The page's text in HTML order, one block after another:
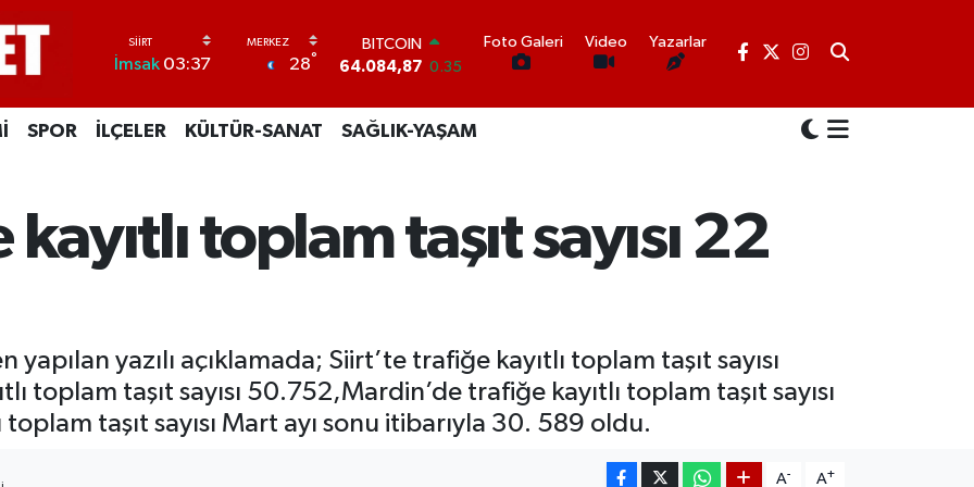
İmsak03:37 28°
DOLAR
47,5760
0.1
STERLİN
BİST100
-30
Foto Galeri Video Yazarlar
SPOR İLÇELER KÜLTÜR-SANAT SAĞLIK-YAŞAM
toplam taşıt sayısı 22
yazılı açıklamada; Siirt’te trafiğe kayıtlı toplam taşıt sayısı
toplam taşıt sayısı 50.752,Mardin’de trafiğe kayıtlı toplam taşıt sayısı
taşıt sayısı Mart ayı sonu itibarıyla 30. 589 oldu.
A- A+